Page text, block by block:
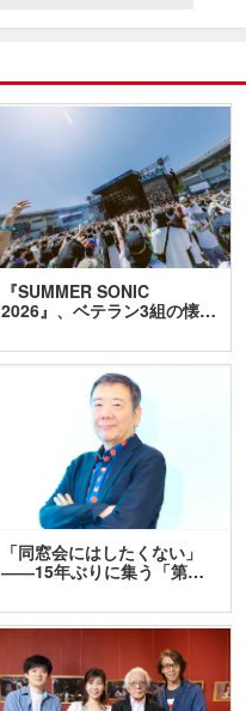
『SUMMER SONIC
2026』、ベテラン3組の懐…
「同窓会にはしたくない」
――15年ぶりに集う「第…